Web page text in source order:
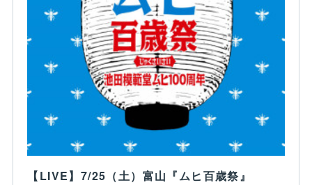
【LIVE】7/25（土）富山『ムヒ百歳祭』